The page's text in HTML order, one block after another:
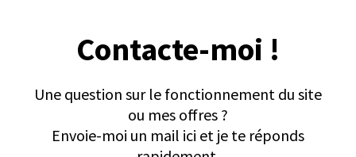
Contacte-moi !
Une question sur le fonctionnement du site
ou mes offres ?
Envoie-moi un mail ici et je te réponds